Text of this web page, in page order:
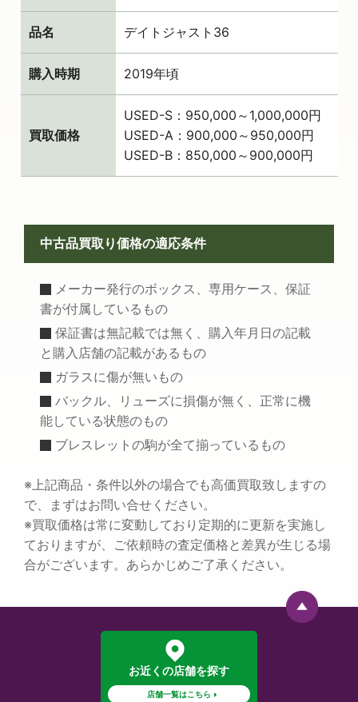
品名 デイトジャスト36
購入時期 2019年頃
買取価格
USED-S：950,000～1,000,000円
USED-A：900,000～950,000円
USED-B：850,000～900,000円
中古品買取り価格の適応条件
メーカー発行のボックス、専用ケース、保証
書が付属しているもの
保証書は無記載では無く、購入年月日の記載
と購入店舗の記載があるもの
ガラスに傷が無いもの
バックル、リューズに損傷が無く、正常に機
能している状態のもの
ブレスレットの駒が全て揃っているもの
※上記商品・条件以外の場合でも高価買取致しますの
で、まずはお問い合せください。
※買取価格は常に変動しており定期的に更新を実施し
ておりますが、ご依頼時の査定価格と差異が生じる場
合がございます。あらかじめご了承ください。
お近くの店舗を探す
店舗一覧はこちら